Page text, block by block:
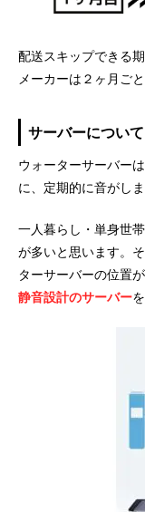
配送スキップできる
メーカーは２ヶ月ご
サーバーについて
ウォーターサーバー
に、定期的に音がしま
一人暮らし・単身世
が多いと思います。
ターサーバーの位置
静音設計のサーバー